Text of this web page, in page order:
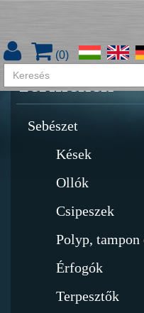
(0)
Termékek
Sebészet
Kések
Ollók
Csipeszek
Polyp, tampon
Érfogók
Terpesztők